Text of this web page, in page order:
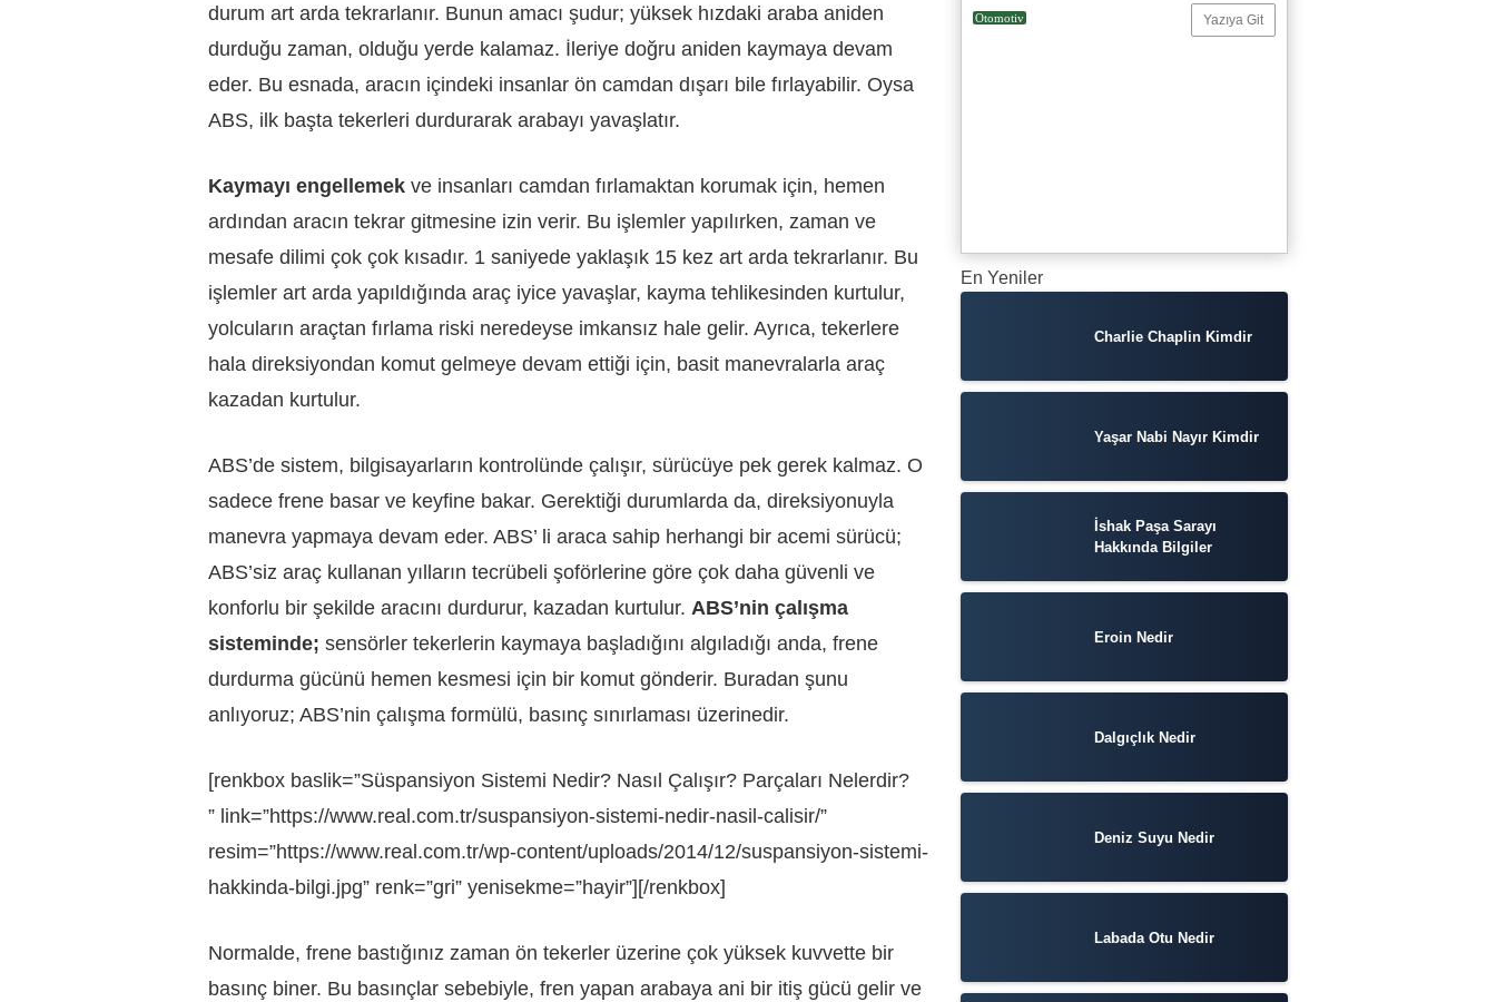
durum art arda tekrarlanır. Bunun amacı şudur; yüksek hızdaki araba aniden
durduğu zaman, olduğu yerde kalamaz. İleriye doğru aniden kaymaya devam
eder. Bu esnada, aracın içindeki insanlar ön camdan dışarı bile fırlayabilir. Oysa
ABS, ilk başta tekerleri durdurarak arabayı yavaşlatır.
Kaymayı engellemek ve insanları camdan fırlamaktan korumak için, hemen
ardından aracın tekrar gitmesine izin verir. Bu işlemler yapılırken, zaman ve
mesafe dilimi çok çok kısadır. 1 saniyede yaklaşık 15 kez art arda tekrarlanır. Bu
işlemler art arda yapıldığında araç iyice yavaşlar, kayma tehlikesinden kurtulur,
yolcuların araçtan fırlama riski neredeyse imkansız hale gelir. Ayrıca, tekerlere
hala direksiyondan komut gelmeye devam ettiği için, basit manevralarla araç
kazadan kurtulur.
ABS’de sistem, bilgisayarların kontrolünde çalışır, sürücüye pek gerek kalmaz. O
sadece frene basar ve keyfine bakar. Gerektiği durumlarda da, direksiyonuyla
manevra yapmaya devam eder. ABS’ li araca sahip herhangi bir acemi sürücü;
ABS’siz araç kullanan yılların tecrübeli şoförlerine göre çok daha güvenli ve
konforlu bir şekilde aracını durdurur, kazadan kurtulur. ABS’nin çalışma
sisteminde; sensörler tekerlerin kaymaya başladığını algıladığı anda, frene
durdurma gücünü hemen kesmesi için bir komut gönderir. Buradan şunu
anlıyoruz; ABS’nin çalışma formülü, basınç sınırlaması üzerinedir.
[renkbox baslik=”Süspansiyon Sistemi Nedir? Nasıl Çalışır? Parçaları Nelerdir?
” link=”https://www.real.com.tr/suspansiyon-sistemi-nedir-nasil-calisir/”
resim=”https://www.real.com.tr/wp-content/uploads/2014/12/suspansiyon-sistemi-
hakkinda-bilgi.jpg” renk=”gri” yenisekme=”hayir”][/renkbox]
Normalde, frene bastığınız zaman ön tekerler üzerine çok yüksek kuvvette bir
basınç biner. Bu basınçlar sebebiyle, fren yapan arabaya ani bir itiş gücü gelir ve
Otomotiv Yazıya Git
En Yeniler
Charlie Chaplin Kimdir
Yaşar Nabi Nayır Kimdir
İshak Paşa Sarayı
Hakkında Bilgiler
Eroin Nedir
Dalgıçlık Nedir
Deniz Suyu Nedir
Labada Otu Nedir